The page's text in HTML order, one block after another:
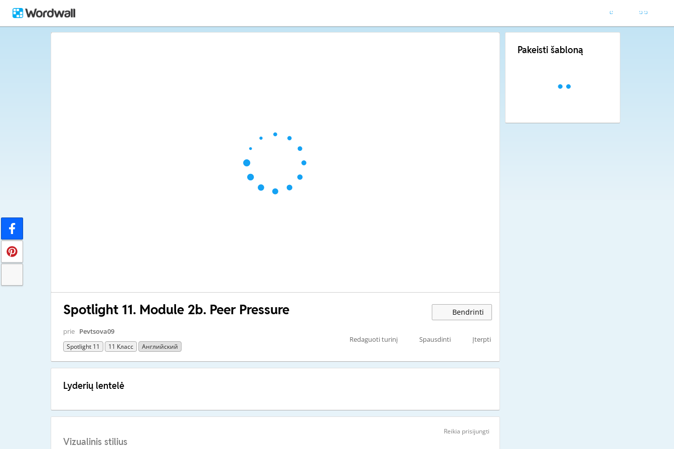
Spotlight 11. Module 2b. Peer Pressure Bendrinti
prie Pevtsova09
Spotlight 11 11 Класс Английский
Redaguoti turinį Spausdinti Įterpti
Lyderių lentelė
Reikia prisijungti
Vizualinis stilius
Pakeisti šabloną